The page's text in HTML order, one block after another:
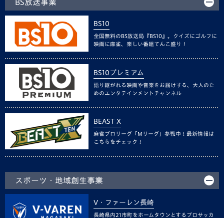
BS放送事業
BS10
全国無料のBS放送局『BS10』。クイズにゴルフに
映画に麻雀、楽しい番組てんこ盛り！
BS10プレミアム
語り継がれる映画や音楽をお届けする、大人のた
めのエンタテインメントチャンネル
BEAST X
麻雀プロリーグ「Mリーグ」参戦中！最新情報は
こちらをチェック！
スポーツ・地域創生事業
V・ファーレン長崎
長崎県内21市町をホームタウンとするプロサッカ